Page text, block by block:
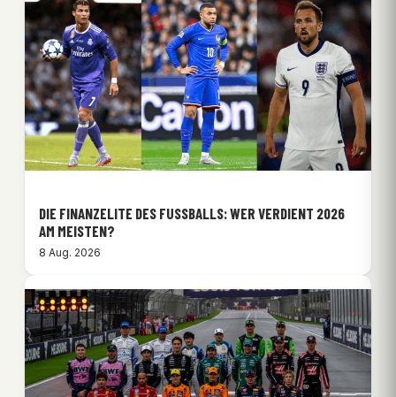
DIE FINANZELITE DES FUSSBALLS: WER VERDIENT 2026 A
M MEISTEN?
8 Aug. 2026